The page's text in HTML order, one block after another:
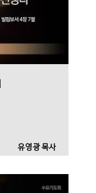
유영광 목사